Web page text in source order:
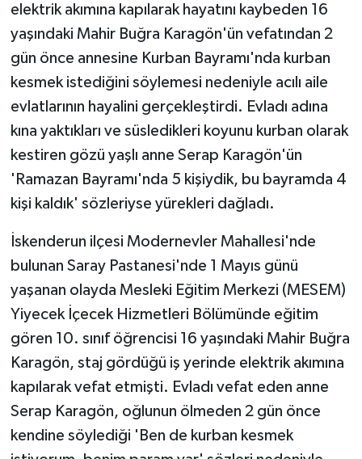
elektrik akımına kapılarak hayatını kaybeden 16
yaşındaki Mahir Buğra Karagön'ün vefatından 2
gün önce annesine Kurban Bayramı'nda kurban
kesmek istediğini söylemesi nedeniyle acılı aile
evlatlarının hayalini gerçekleştirdi. Evladı adına
kına yaktıkları ve süsledikleri koyunu kurban olarak
kestiren gözü yaşlı anne Serap Karagön'ün
'Ramazan Bayramı'nda 5 kişiydik, bu bayramda 4
kişi kaldık' sözleriyse yürekleri dağladı.
İskenderun ilçesi Modernevler Mahallesi'nde
bulunan Saray Pastanesi'nde 1 Mayıs günü
yaşanan olayda Mesleki Eğitim Merkezi (MESEM)
Yiyecek İçecek Hizmetleri Bölümünde eğitim
gören 10. sınıf öğrencisi 16 yaşındaki Mahir Buğra
Karagön, staj gördüğü iş yerinde elektrik akımına
kapılarak vefat etmişti. Evladı vefat eden anne
Serap Karagön, oğlunun ölmeden 2 gün önce
kendine söylediği 'Ben de kurban kesmek